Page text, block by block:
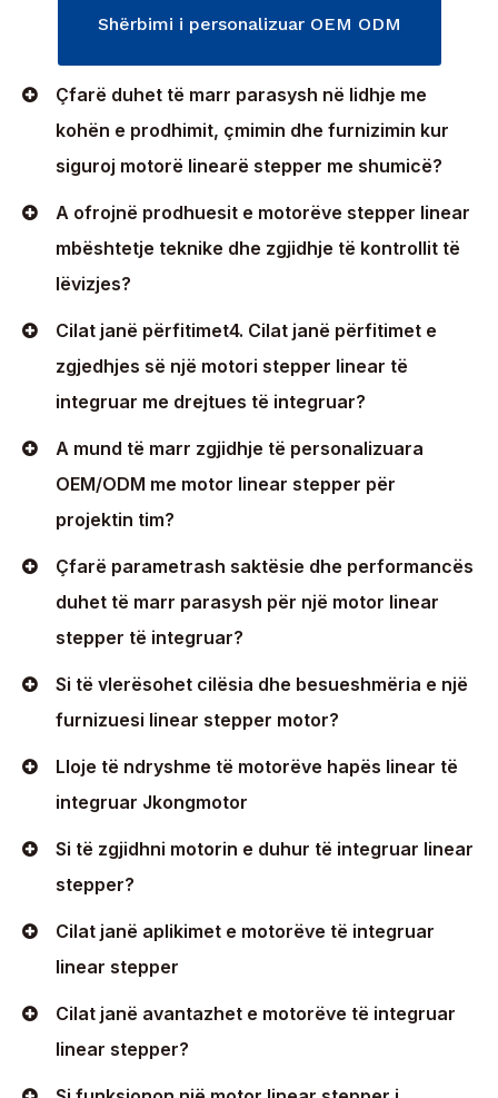
Shërbimi i personalizuar OEM ODM
Çfarë duhet të marr parasysh në lidhje me
kohën e prodhimit, çmimin dhe furnizimin kur
siguroj motorë linearë stepper me shumicë?
A ofrojnë prodhuesit e motorëve stepper linear
mbështetje teknike dhe zgjidhje të kontrollit të
lëvizjes?
Cilat janë përfitimet4. Cilat janë përfitimet e
zgjedhjes së një motori stepper linear të
integruar me drejtues të integruar?
A mund të marr zgjidhje të personalizuara
OEM/ODM me motor linear stepper për
projektin tim?
Çfarë parametrash saktësie dhe performancës
duhet të marr parasysh për një motor linear
stepper të integruar?
Si të vlerësohet cilësia dhe besueshmëria e një
furnizuesi linear stepper motor?
Lloje të ndryshme të motorëve hapës linear të
integruar Jkongmotor
Si të zgjidhni motorin e duhur të integruar linear
stepper?
Cilat janë aplikimet e motorëve të integruar
linear stepper
Cilat janë avantazhet e motorëve të integruar
linear stepper?